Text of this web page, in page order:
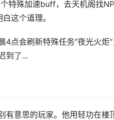
特殊加速buff，去天机阁找
这个道理。
4点会刷新特殊任务"夜光火
到了...
有意思的玩家。他用轻功在